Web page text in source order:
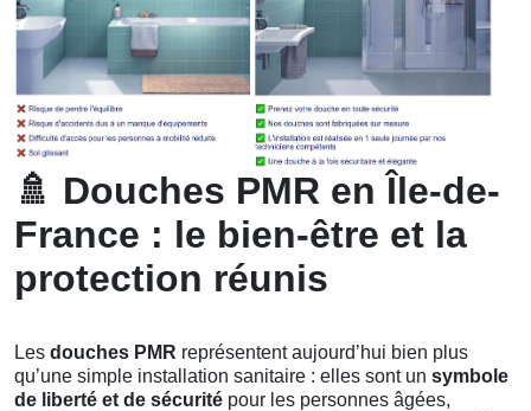
🚿 Douches PMR en Île-de-
France : le bien-être et la
protection réunis
Les douches PMR représentent aujourd’hui bien plus
qu’une simple installation sanitaire : elles sont un symbole
de liberté et de sécurité pour les personnes âgées,